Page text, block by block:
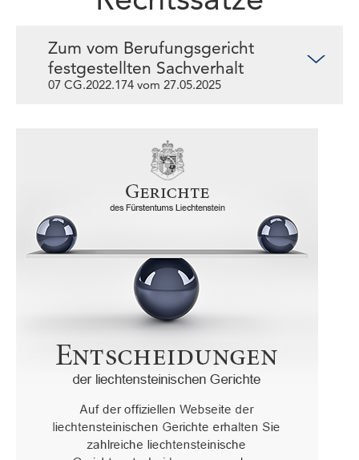
Zum vom Berufungsgericht
festgestellten Sachverhalt
07 CG.2022.174 vom 27.05.2025